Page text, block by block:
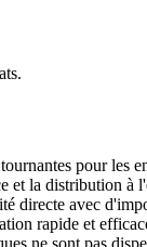
.
pour les
et la distribution à
directe avec
rapide et